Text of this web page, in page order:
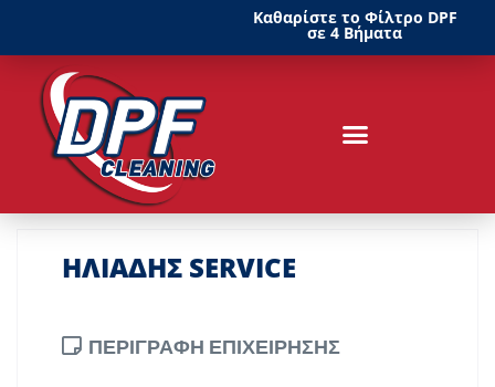
Καθαρίστε το Φίλτρο DPF
σε 4 Βήματα
ΗΛΙΑΔΗΣ SERVICE
ΠΕΡΙΓΡΑΦΗ ΕΠΙΧΕΙΡΗΣΗΣ